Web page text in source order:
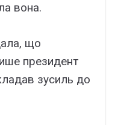
вона.
що
президент
зусиль до